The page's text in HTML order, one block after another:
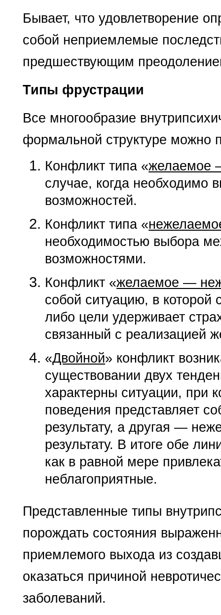
Бывает, что удовлетворение
собой неприемлемые
предшествующим
Типы фрустрации
Все многообразие
формальной структуре можно
Конфликт типа «желаемое
случае, когда необходимо
возможностей.
Конфликт типа «
необходимостью выбора
возможностями.
Конфликт «желаемое —
собой ситуацию, в которой
либо цели удерживает
связанный с реа­лизацией
«Двойной» конфликт
существовании двух
характерны ситуации, при
поведения представ­ляет
резуль­тату, а другая —
результату. В итоге обе
как в равной мере
неблагоприятные.
Представленные типы
порождать состояния
приемлемого выхода из
оказаться причиной
заболеваний.